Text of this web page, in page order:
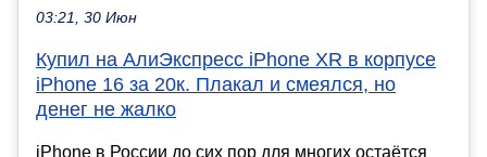
03:21, 30 Июн
Купил на АлиЭкспресс iPhone XR в корпусе
iPhone 16 за 20к. Плакал и смеялся, но
денег не жалко
iPhone в России до сих пор для многих остаётся